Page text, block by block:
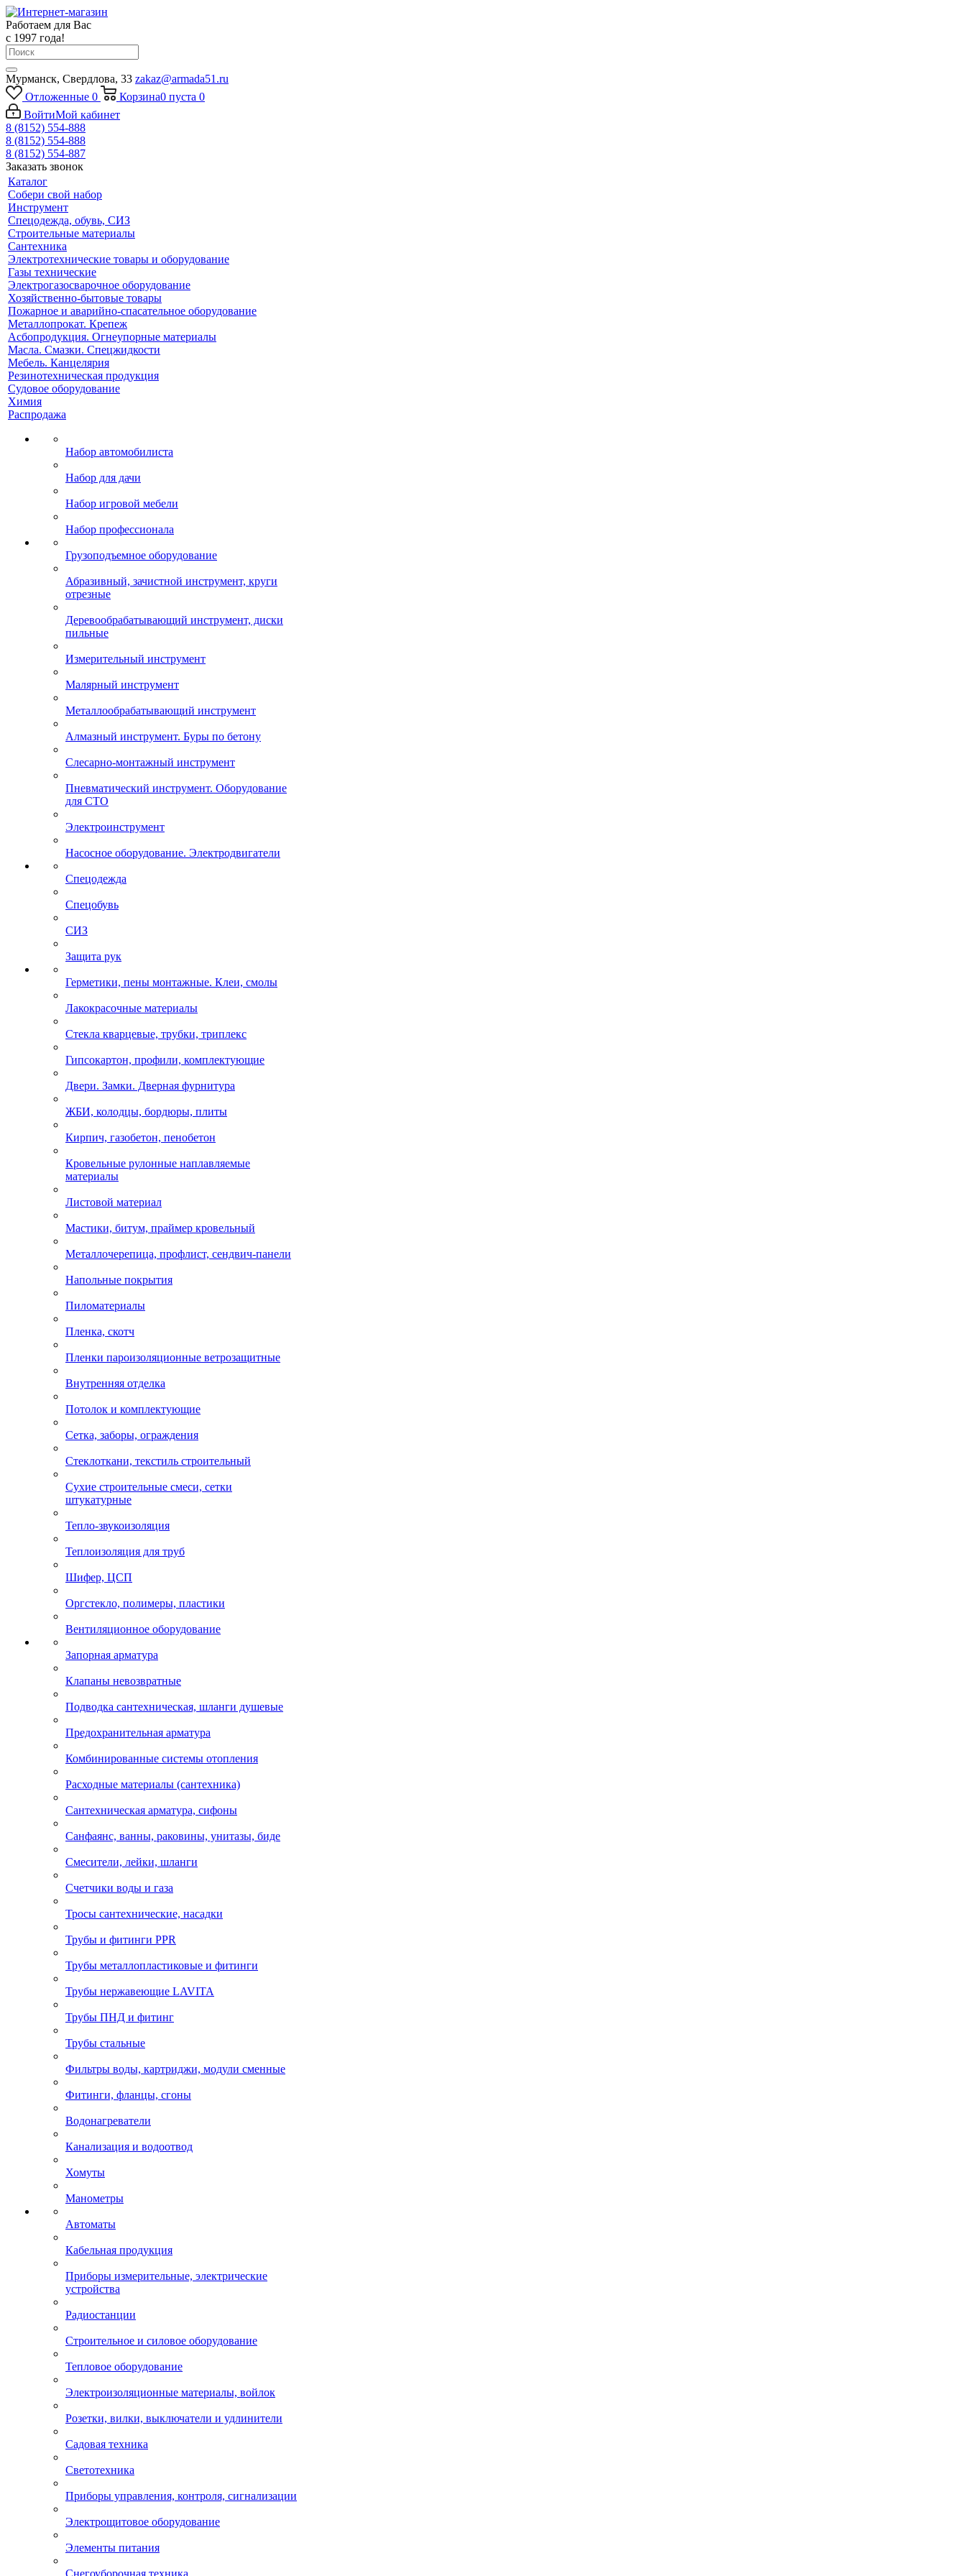
Работаем для Вас
с 1997 года!
Мурманск, Свердлова, 33 zakaz@armada51.ru
Отложенные 0 Корзина0 пуста 0
ВойтиМой кабинет
8 (8152) 554-888
8 (8152) 554-888
8 (8152) 554-887
Заказать звонок
Каталог
Собери свой набор
Инструмент
Спецодежда, обувь, СИЗ
Строительные материалы
Сантехника
Электротехнические товары и оборудование
Газы технические
Электрогазосварочное оборудование
Хозяйственно-бытовые товары
Пожарное и аварийно-спасательное оборудование
Металлопрокат. Крепеж
Асбопродукция. Огнеупорные материалы
Масла. Смазки. Спецжидкости
Мебель. Канцелярия
Резинотехническая продукция
Судовое оборудование
Химия
Распродажа
Набор автомобилиста
Набор для дачи
Набор игровой мебели
Набор профессионала
Грузоподъемное оборудование
Абразивный, зачистной инструмент, круги
отрезные
Деревообрабатывающий инструмент, диски
пильные
Измерительный инструмент
Малярный инструмент
Металлообрабатывающий инструмент
Алмазный инструмент. Буры по бетону
Слесарно-монтажный инструмент
Пневматический инструмент. Оборудование
для СТО
Электроинструмент
Насосное оборудование. Электродвигатели
Спецодежда
Спецобувь
СИЗ
Защита рук
Герметики, пены монтажные. Клеи, смолы
Лакокрасочные материалы
Стекла кварцевые, трубки, триплекс
Гипсокартон, профили, комплектующие
Двери. Замки. Дверная фурнитура
ЖБИ, колодцы, бордюры, плиты
Кирпич, газобетон, пенобетон
Кровельные рулонные наплавляемые
материалы
Листовой материал
Мастики, битум, праймер кровельный
Металлочерепица, профлист, сендвич-панели
Напольные покрытия
Пиломатериалы
Пленка, скотч
Пленки пароизоляционные ветрозащитные
Внутренняя отделка
Потолок и комплектующие
Сетка, заборы, ограждения
Стеклоткани, текстиль строительный
Сухие строительные смеси, сетки
штукатурные
Тепло-звукоизоляция
Теплоизоляция для труб
Шифер, ЦСП
Оргстекло, полимеры, пластики
Вентиляционное оборудование
Запорная арматура
Клапаны невозвратные
Подводка сантехническая, шланги душевые
Предохранительная арматура
Комбинированные системы отопления
Расходные материалы (сантехника)
Сантехническая арматура, сифоны
Санфаянс, ванны, раковины, унитазы, биде
Смесители, лейки, шланги
Счетчики воды и газа
Тросы сантехнические, насадки
Трубы и фитинги PPR
Трубы металлопластиковые и фитинги
Трубы нержавеющие LAVITA
Трубы ПНД и фитинг
Трубы стальные
Фильтры воды, картриджи, модули сменные
Фитинги, фланцы, сгоны
Водонагреватели
Канализация и водоотвод
Хомуты
Манометры
Автоматы
Кабельная продукция
Приборы измерительные, электрические
устройства
Радиостанции
Строительное и силовое оборудование
Тепловое оборудование
Электроизоляционные материалы, войлок
Розетки, вилки, выключатели и удлинители
Садовая техника
Светотехника
Приборы управления, контроля, сигнализации
Электрощитовое оборудование
Элементы питания
Снегоуборочная техника